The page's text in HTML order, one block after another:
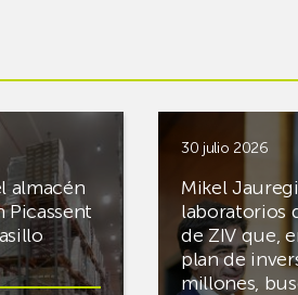
almacén
Picassent
30 julio 2026
Mikel
laboratorios
de ZIV que,
plan de
millones,